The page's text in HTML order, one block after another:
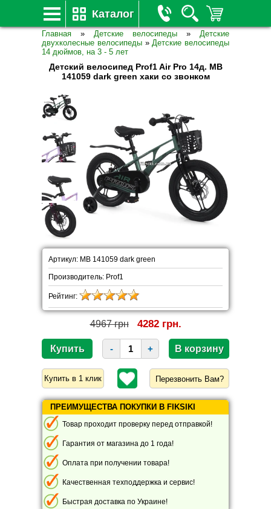
Каталог
Главная » Детские велосипеды » Детские
двухколесные велосипеды »Детские велосипеды
14 дюймов, на 3 - 5 лет
Детский велосипед Prof1 Air Pro 14д. MB
141059 dark green хаки со звонком
Артикул: MB 141059 dark green
Производитель: Prof1
Рейтинг:
4967 грн 4282 грн.
- +
Перезвонить Вам?
ПРЕИМУЩЕСТВА ПОКУПКИ В FIKSIKI
Товар проходит проверку перед отправкой!
Гарантия от магазина до 1 года!
Оплата при получении товара!
Качественная техподдержка и сервис!
Быстрая доставка по Украине!